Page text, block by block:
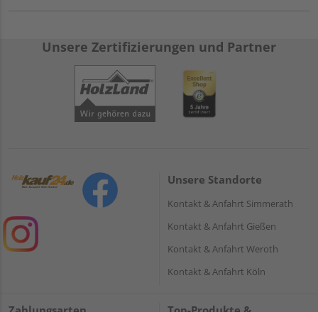
Unsere Zertifizierungen und Partner
Unsere Standorte
Kontakt & Anfahrt Simmerath
Kontakt & Anfahrt Gießen
Kontakt & Anfahrt Weroth
Kontakt & Anfahrt Köln